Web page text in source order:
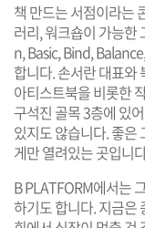
책 만드는 서점이라는
러리, 워크숍이 가능
n, Basic, Bind,
합니다. 손서란 대표와
아티스트북을 비롯한
구석진 골목 3층에 있
있지도 않습니다. 좋은
게만 열려있는 곳입니
B PLATFORM에서는
하기도 합니다. 지금은